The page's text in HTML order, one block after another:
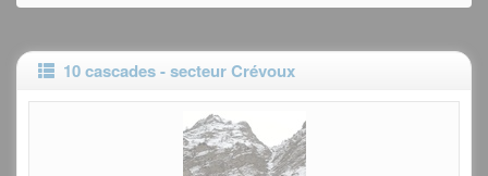
10 cascades - secteur Crévoux